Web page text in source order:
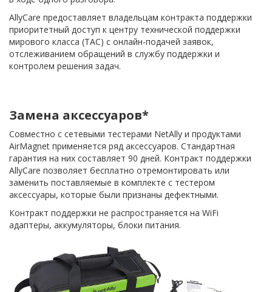
AllyCare предоставляет владельцам контракта поддержки
приоритетный доступ к центру технической поддержки
мирового класса (TAC) с онлайн-подачей заявок,
отслеживанием обращений в службу поддержки и
контролем решения задач.
Замена аксессуаров*
Совместно с сетевыми тестерами NetAlly и продуктами
AirMagnet применяется ряд аксессуаров. Стандартная
гарантия на них составляет 90 дней. Контракт поддержки
AllyCare позволяет бесплатно отремонтировать или
заменить поставляемые в комплекте с тестером
аксессуары, которые были признаны дефектными.
Контракт поддержки не распространяется на WiFi
адаптеры, аккумуляторы, блоки питания.